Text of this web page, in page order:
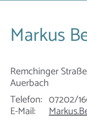
Markus
Remchinger
Auerbach
Telefon: 07202/
E-Mail: